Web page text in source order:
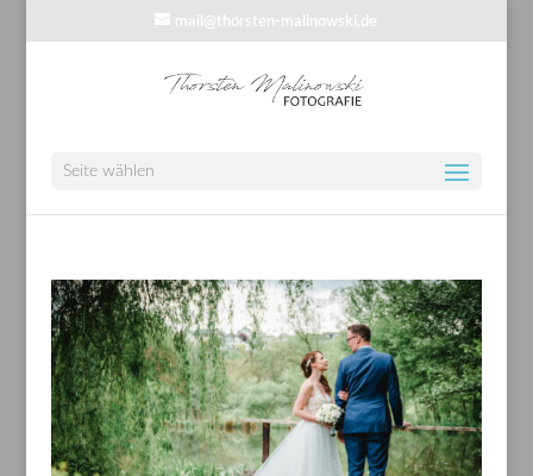
mail@thorsten-malinowski.de
Seite wählen